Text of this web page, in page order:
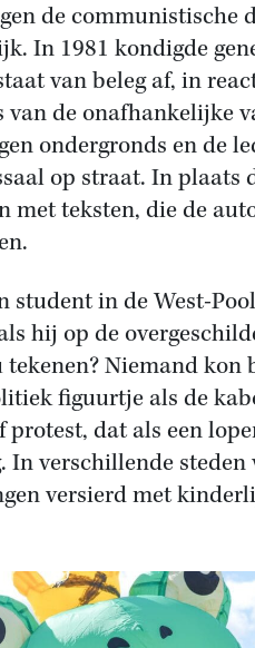
de communistische
In 1981 kondigde
van beleg af, in
van de onafhankelijke
ondergronds en de
op straat. In plaats
met teksten, die de
student in de West-
hij op de
Niemand kon
figuurtje als de
protest, dat als een
In verschillende steden
versierd met